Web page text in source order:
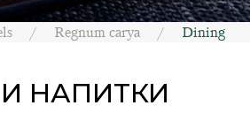
Regnum carya Dining
НАПИТКИ